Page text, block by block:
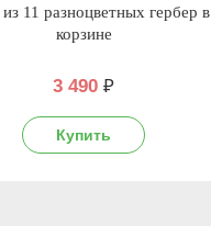
11 разноцветных гербер в
корзине
3 490 ₽